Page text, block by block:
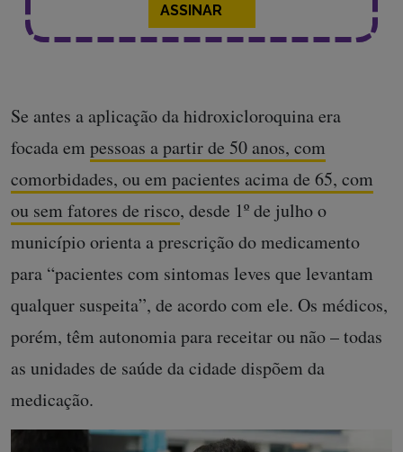
ASSINAR
Se antes a aplicação da hidroxicloroquina era
focada em pessoas a partir de 50 anos, com
comorbidades, ou em pacientes acima de 65, com
ou sem fatores de risco, desde 1º de julho o
município orienta a prescrição do medicamento
para “pacientes com sintomas leves que levantam
qualquer suspeita”, de acordo com ele. Os médicos,
porém, têm autonomia para receitar ou não – todas
as unidades de saúde da cidade dispõem da
medicação.